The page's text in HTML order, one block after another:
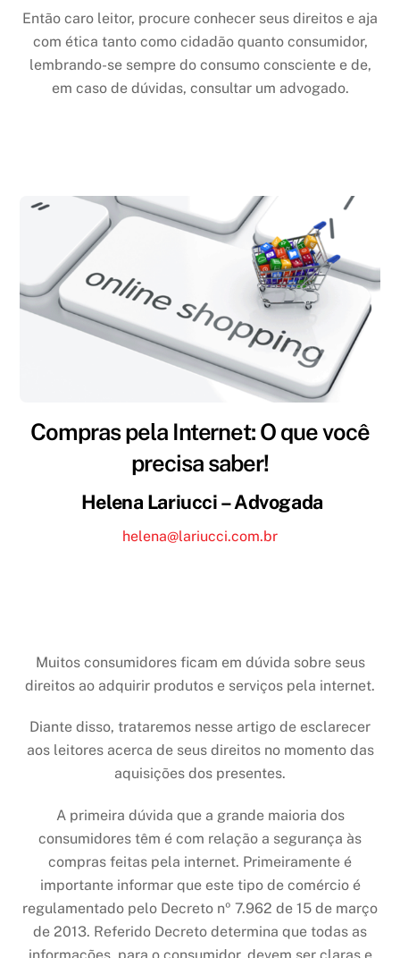
Então caro leitor, procure conhecer seus direitos e aja
com ética tanto como cidadão quanto consumidor,
lembrando-se sempre do consumo consciente e de,
em caso de dúvidas, consultar um advogado.
Compras pela Internet: O que você
precisa saber!
Helena Lariucci – Advogada
helena@lariucci.com.br
Muitos consumidores ficam em dúvida sobre seus
direitos ao adquirir produtos e serviços pela internet.
Diante disso, trataremos nesse artigo de esclarecer
aos leitores acerca de seus direitos no momento das
aquisições dos presentes.
A primeira dúvida que a grande maioria dos
consumidores têm é com relação a segurança às
compras feitas pela internet. Primeiramente é
importante informar que este tipo de comércio é
regulamentado pelo Decreto nº 7.962 de 15 de março
de 2013. Referido Decreto determina que todas as